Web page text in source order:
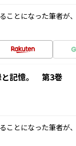
ことになった筆者が
と記憶。 第3巻
ことになった筆者が